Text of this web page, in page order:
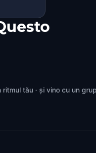
tău · și vino cu un